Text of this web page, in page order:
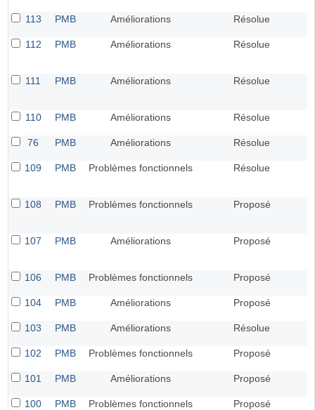
113 PMB Améliorations Résolue
112 PMB Améliorations Résolue
111 PMB Améliorations Résolue
110 PMB Améliorations Résolue
76 PMB Améliorations Résolue
109 PMB Problèmes fonctionnels Résolue
108 PMB Problèmes fonctionnels Proposé
107 PMB Améliorations Proposé
106 PMB Problèmes fonctionnels Proposé
104 PMB Améliorations Proposé
103 PMB Améliorations Résolue
102 PMB Problèmes fonctionnels Proposé
101 PMB Améliorations Proposé
100 PMB Problèmes fonctionnels Proposé